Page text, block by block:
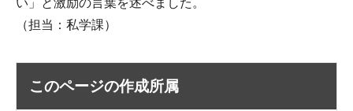
（担当：私学課）
このページの作成所属